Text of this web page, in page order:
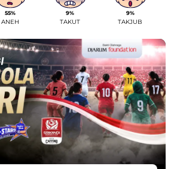
55%
ANEH
9%
TAKUT
9%
TAKJUB